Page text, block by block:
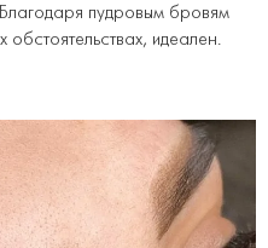
пудровым бровям
идеален.